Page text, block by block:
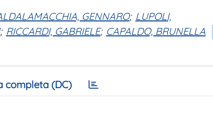
GENNARO; LUPOLI,
; RICCARDI, GABRIELE; CAPALDO, BRUNELLA
completa (DC)